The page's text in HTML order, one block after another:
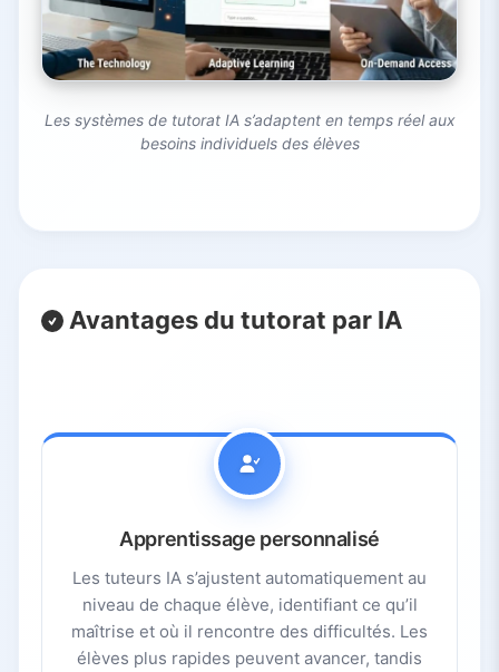
Les systèmes de tutorat IA s’adaptent en temps réel aux
besoins individuels des élèves
Avantages du tutorat par IA
Apprentissage personnalisé
Les tuteurs IA s’ajustent automatiquement au
niveau de chaque élève, identifiant ce qu’il
maîtrise et où il rencontre des difficultés. Les
élèves plus rapides peuvent avancer, tandis